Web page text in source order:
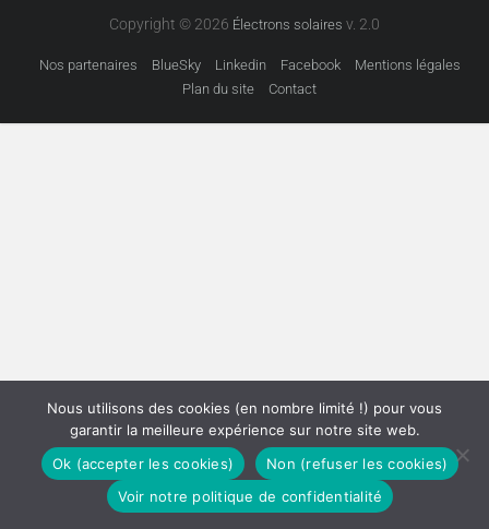
Copyright © 2026 Électrons solaires v. 2.0
Nos partenaires BlueSky Linkedin Facebook
Mentions légales
Plan du site
Contact
Nous utilisons des cookies (en nombre limité !) pour vous
garantir la meilleure expérience sur notre site web.
Ok (accepter les cookies)
Non (refuser les cookies)
Voir notre politique de confidentialité